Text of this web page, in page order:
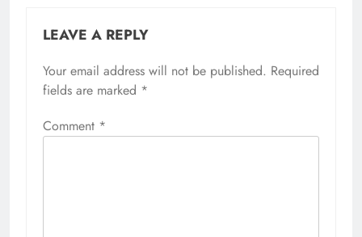
LEAVE A REPLY
Your email address will not be published. Required
fields are marked *
Comment *